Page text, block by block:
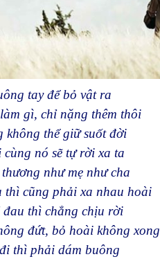
tay để bỏ vật ra
gì, chỉ nặng thêm thôi
không thể giữ suốt đời
cùng nó sẽ tự rời xa ta
như mẹ như cha
thì cũng phải xa nhau hoài
đau thì chẳng chịu rời
đứt, bỏ hoài không xong
thì phải dám buông